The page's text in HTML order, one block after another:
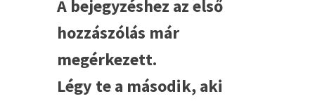
A bejegyzéshez az első
hozzászólás már
megérkezett.
Légy te a második, aki